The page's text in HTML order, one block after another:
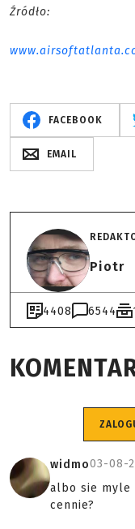
Źródło:
FACEBOOK
EMAIL
Piotr
4408 6544
widmo03-08-
albo sie myle
cennie?